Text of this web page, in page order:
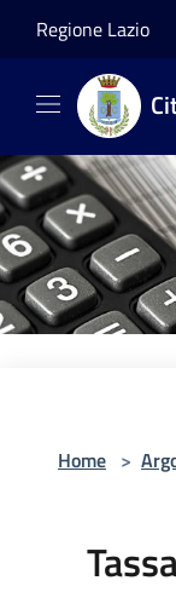
Regione Lazio
Home >